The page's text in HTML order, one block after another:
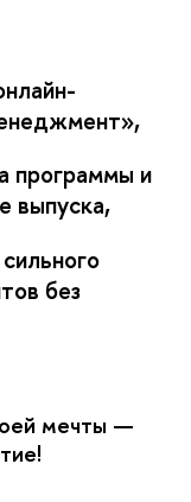
программы и
выпуска,
без
мечты —